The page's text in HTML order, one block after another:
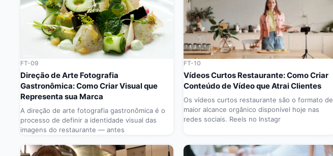
FT-09
Direção de Arte Fotografia
Gastronômica: Como Criar Visual que
Representa sua Marca
A direção de arte fotografia gastronômica é o
processo de definir a identidade visual das
imagens do restaurante — antes
FT-10
Vídeos Curtos Restaurante: Como Criar
Conteúdo de Vídeo que Atrai Clientes
Os vídeos curtos restaurante são o formato de
maior alcance orgânico disponível hoje nas
redes sociais. Reels no Instagr